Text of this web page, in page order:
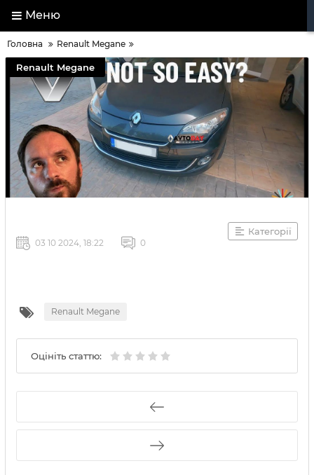
Меню
Головна Renault Megane
Renault Megane
Категорії
03 10 2024, 18:22 0
Renault Megane
Оцініть статтю: